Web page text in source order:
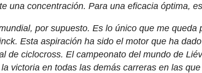
una concentración. Para una eficacia óptima,
por supuesto. Es lo único que me
Esta aspiración ha sido el motor que ha
de ciclocross. El campeonato del mundo de
victoria en todas las demás carreras en las